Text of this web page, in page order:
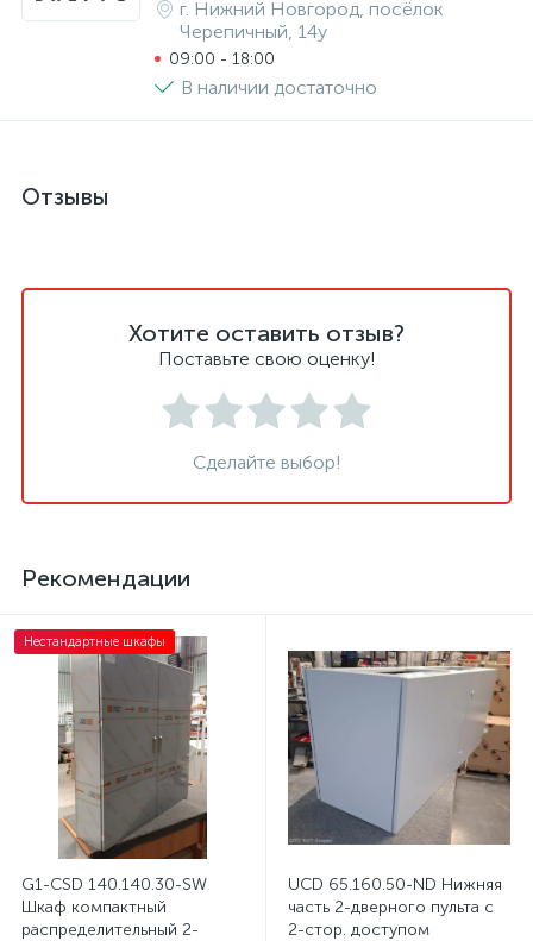
г. Нижний Новгород, посёлок
Черепичный, 14у
09:00 - 18:00
В наличии достаточно
Отзывы
Хотите оставить отзыв?
Поставьте свою оценку!
Сделайте выбор!
Рекомендации
Нестандартные шкафы
G1-CSD 140.140.30-SW
Шкаф компактный
распределительный 2-
UCD 65.160.50-ND Нижняя
часть 2-дверного пульта с
2-стор. доступом